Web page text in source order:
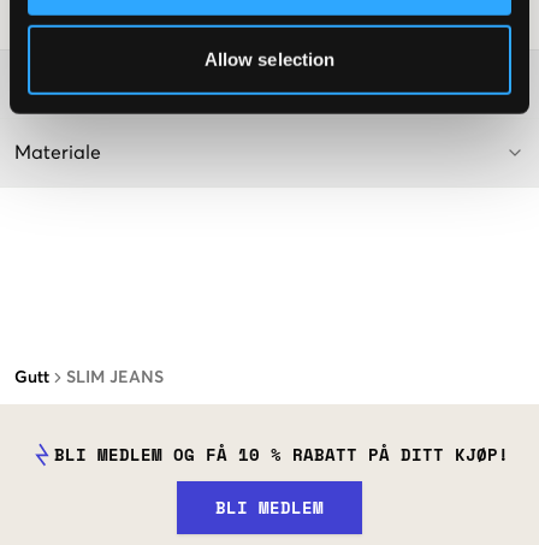
Allow selection
Gutt SLIM JEANS
Vaskeråd:
Materiale
BLI MEDLEM OG FÅ 10 % RABATT PÅ DITT KJØP!
BLI MEDLEM